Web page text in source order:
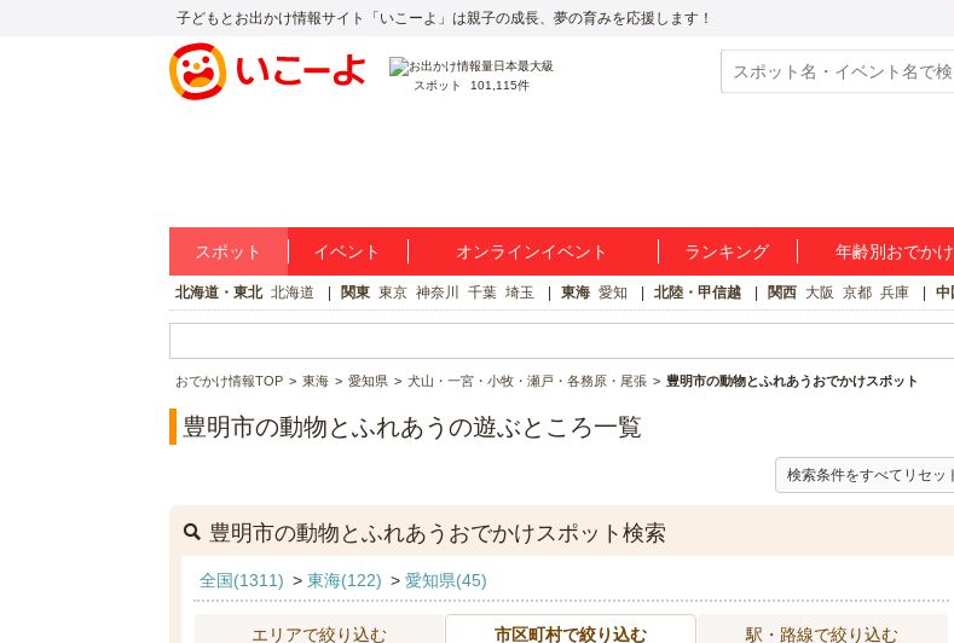
子どもとお出かけ情報サイト「いこーよ」は親子の成長、夢の育みを応援します！
スポット 101,115件
スポット イベント オンラインイベント ランキング 年齢別おでかけ
北海道・東北 北海道 関東 東京 神奈川 千葉 埼玉 東海 愛知 北陸・甲信越 関西 大阪 京都 兵庫 中
おでかけ情報TOP 東海 愛知県 犬山・一宮・小牧・瀬戸・各務原・尾張 豊明市の動物とふれあうおでかけスポット
豊明市の動物とふれあうの遊ぶところ一覧
検索条件をすべてリセッ
豊明市の動物とふれあうおでかけスポット検索
全国(1311) > 東海(122) > 愛知県(45)
エリアで絞り込む 市区町村で絞り込む 駅・路線で絞り込む